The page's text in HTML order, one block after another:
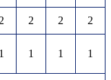
2 2 2 2
1 1 1 1